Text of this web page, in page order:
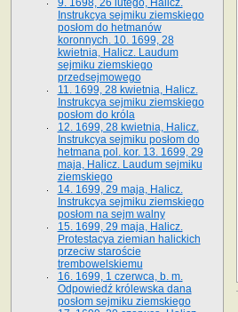
9. 1698, 26 lutego, Halicz.
Instrukcya sejmiku ziemskiego
posłom do hetmanów
koronnych. 10. 1699, 28
kwietnia, Halicz. Laudum
sejmiku ziemskiego
przedsejmowego
11. 1699, 28 kwietnia, Halicz.
Instrukcya sejmiku ziemskiego
posłom do króla
12. 1699, 28 kwietnia, Halicz.
Instrukcya sejmiku posłom do
hetmana pol. kor. 13. 1699, 29
maja, Halicz. Laudum sejmiku
ziemskiego
14. 1699, 29 maja, Halicz.
Instrukcya sejmiku ziemskiego
posłom na sejm walny
15. 1699, 29 maja, Halicz.
Protestacya ziemian halickich
przeciw staroście
trembowelskiemu
16. 1699, 1 czerwca, b. m.
Odpowiedź królewska dana
posłom sejmiku ziemskiego